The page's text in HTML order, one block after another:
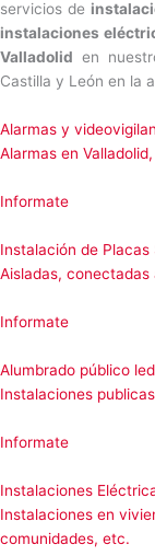
servicios de
instalaciones
Valladolid en
Castilla y León en la
Alarmas y
Alarmas en
Informate
Instalación de Placas
Aisladas,
Informate
Alumbrado público led
Instalaciones
Informate
Instalaciones
Instalaciones en
comunidades, etc.